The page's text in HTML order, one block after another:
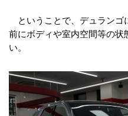
ということで、デュランゴ
前にボディや室内空間等の
い。